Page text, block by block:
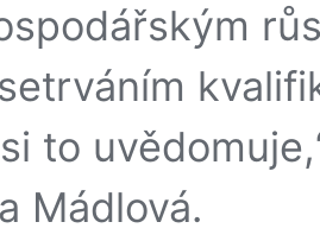
to
Mádlová.